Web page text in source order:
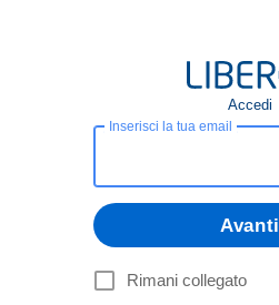
Accedi
Inserisci la tua email
Avanti
Rimani collegato